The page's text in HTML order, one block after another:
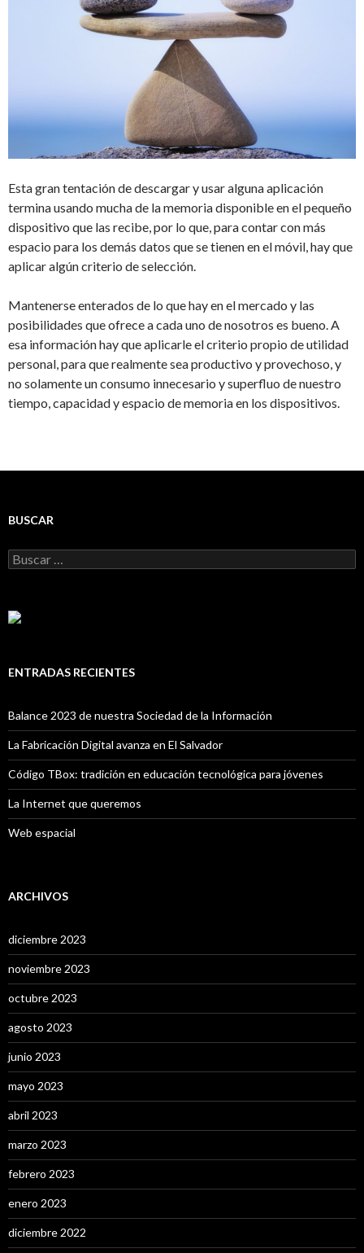
Esta gran tentación de descargar y usar alguna aplicación
termina usando mucha de la memoria disponible en el pequeño
dispositivo que las recibe, por lo que, para contar con más
espacio para los demás datos que se tienen en el móvil, hay que
aplicar algún criterio de selección.
Mantenerse enterados de lo que hay en el mercado y las
posibilidades que ofrece a cada uno de nosotros es bueno. A
esa información hay que aplicarle el criterio propio de utilidad
personal, para que realmente sea productivo y provechoso, y
no solamente un consumo innecesario y superfluo de nuestro
tiempo, capacidad y espacio de memoria en los dispositivos.
BUSCAR
Buscar:
ENTRADAS RECIENTES
Balance 2023 de nuestra Sociedad de la Información
La Fabricación Digital avanza en El Salvador
Código TBox: tradición en educación tecnológica para jóvenes
La Internet que queremos
Web espacial
ARCHIVOS
diciembre 2023
noviembre 2023
octubre 2023
agosto 2023
junio 2023
mayo 2023
abril 2023
marzo 2023
febrero 2023
enero 2023
diciembre 2022